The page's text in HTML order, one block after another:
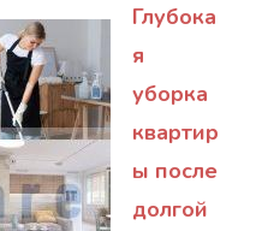
Глубока
я
уборка
квартир
ы после
долгой